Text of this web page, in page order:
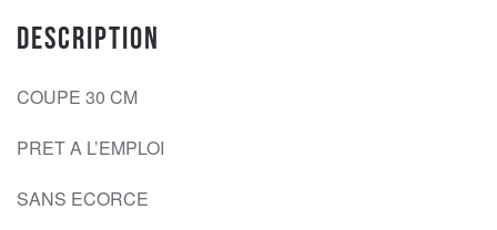
DM3
Description
COUPE 30 CM
PRET A L’EMPLOI
SANS ECORCE